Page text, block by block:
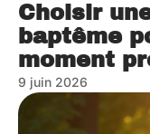
Choisir
baptême
moment
9 juin 2026